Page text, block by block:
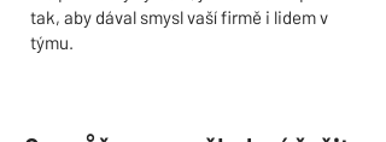
tak, aby dával smysl vaší firmě i lidem v
týmu.